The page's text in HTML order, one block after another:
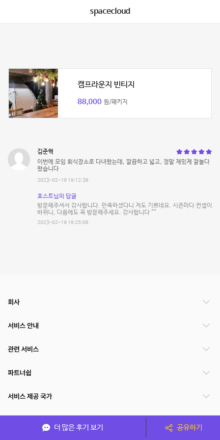
spacecloud
캠프라운지 빈티지
88,000 원/패키지
김준혁
이번에 모임 회식장소로 다녀왔는데, 깔끕하고 넓고, 정말 재밌게 잘놀다
왔습니다
2023-02-19 19:12:36
호스트님의 답글
방문해주셔서 감사합니다. 만족하셨다니 저도 기쁘네요. 시즌마다 컨셉이
바뀌니, 다음에도 꼭 방문해주세요. 감사합니다 ^^
2023-02-19 19:25:06
더 많은 후기 보기 공유하기
회사
서비스 안내
관련 서비스
파트너쉽
서비스 제공 국가
(주)NSPACE 사업자정보